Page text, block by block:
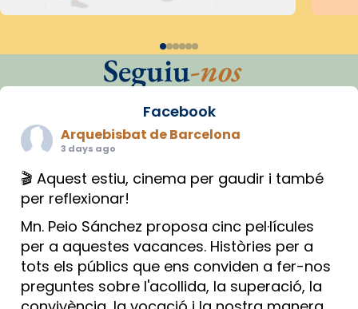
Seguiu-nos
Facebook
Arquebisbat de Barcelona
3 days ago
🎬 Aquest estiu, cinema per gaudir i també
per reflexionar!
Mn. Peio Sánchez proposa cinc pel·lícules
per a aquestes vacances. Històries per a
tots els públics que ens conviden a fer-nos
preguntes sobre l'acollida, la superació, la